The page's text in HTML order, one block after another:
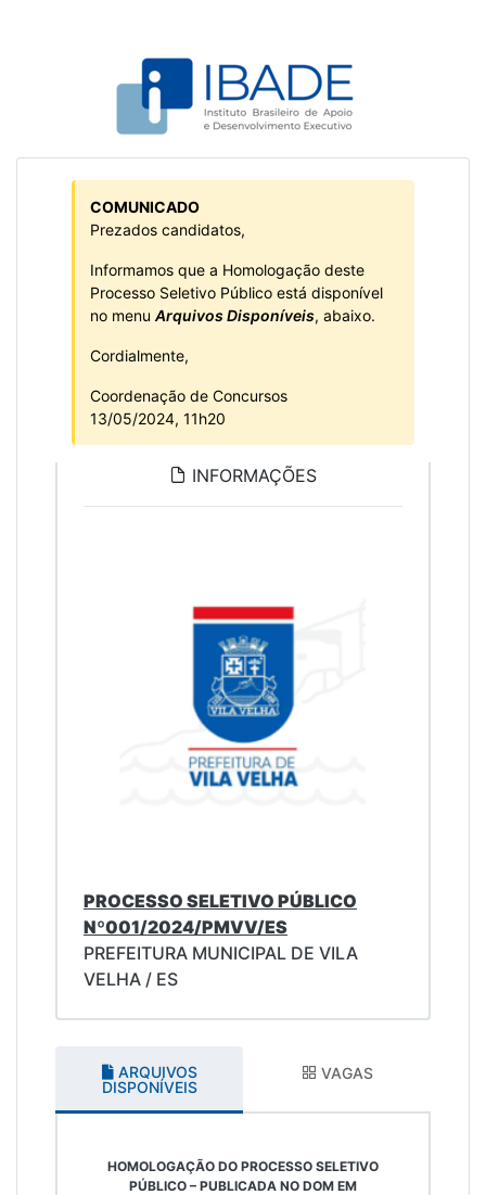
COMUNICADO
Prezados candidatos,
Informamos que a Homologação deste
Processo Seletivo Público está disponível
no menu Arquivos Disponíveis, abaixo.
Cordialmente,
Coordenação de Concursos
13/05/2024, 11h20
INFORMAÇÕES
PROCESSO SELETIVO PÚBLICO
Nº001/2024/PMVV/ES
PREFEITURA MUNICIPAL DE VILA
VELHA / ES
ARQUIVOS
DISPONÍVEIS
VAGAS
HOMOLOGAÇÃO DO PROCESSO SELETIVO
PÚBLICO – PUBLICADA NO DOM EM